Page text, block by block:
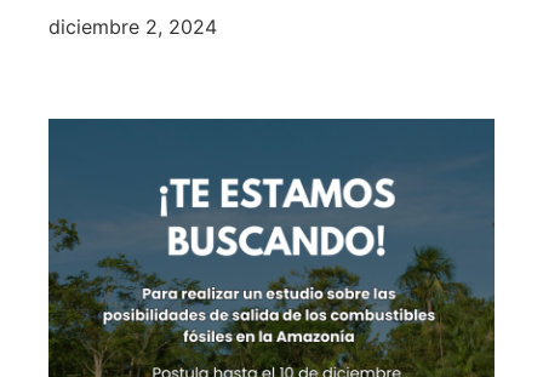
diciembre 2, 2024